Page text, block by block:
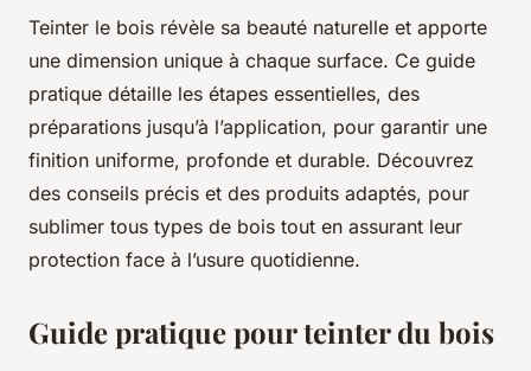
Teinter le bois révèle sa beauté naturelle et apporte
une dimension unique à chaque surface. Ce guide
pratique détaille les étapes essentielles, des
préparations jusqu’à l’application, pour garantir une
finition uniforme, profonde et durable. Découvrez
des conseils précis et des produits adaptés, pour
sublimer tous types de bois tout en assurant leur
protection face à l’usure quotidienne.
Guide pratique pour teinter du bois